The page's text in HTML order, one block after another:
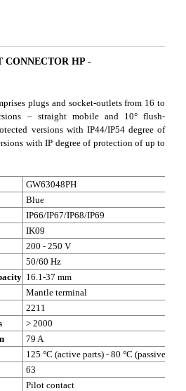
CONNECTOR HP -
plugs and socket-outlets from 16 to
– straight mobile and 10° flush-
versions with IP44/IP54 degree of
with IP degree of protection of up to
GW63048PH
Blue
IP66/IP67/IP68/IP69
IK09
200 - 250 V
50/60 Hz
16.1-37 mm
Mantle terminal
2211
> 2000
79 A
125 °C (active parts) - 80 °C (passive
63
Pilot contact